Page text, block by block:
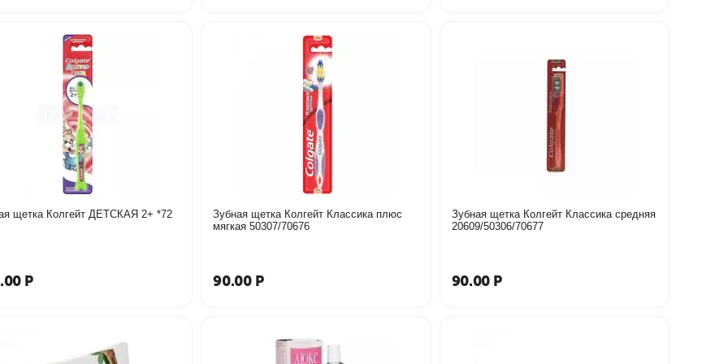
Зубная щетка Колгейт ДЕТСКАЯ 2+ *72
Р
Зубная щетка Колгейт Классика плюс
мягкая 50307/70676
90.00 Р
Зубная щетка Колгейт Классика средняя
20609/50306/70677
90.00 Р